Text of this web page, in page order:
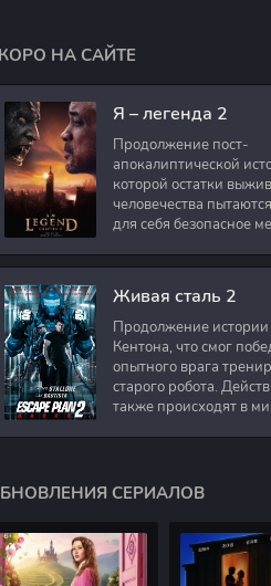
НА САЙТЕ
Я – легенда 2
Продолжение пост-
апокалиптической
которой остатки
человечества
для себя безопасное
работал в
Живая сталь 2
Продолжение
Кентона, что смог
опытного врага
старого робота.
также происходят в
СЕРИАЛОВ